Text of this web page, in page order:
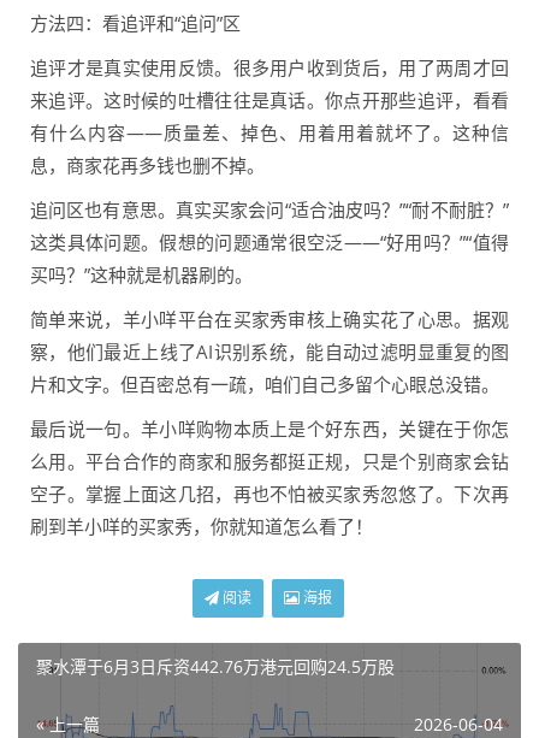
方法四：看追评和“追问”区
追评才是真实使用反馈。很多用户收到货后，用了两周才回
来追评。这时候的吐槽往往是真话。你点开那些追评，看看
有什么内容——质量差、掉色、用着用着就坏了。这种信
息，商家花再多钱也删不掉。
追问区也有意思。真实买家会问“适合油皮吗？”“耐不耐脏？”
这类具体问题。假想的问题通常很空泛——“好用吗？”“值得
买吗？”这种就是机器刷的。
简单来说，羊小咩平台在买家秀审核上确实花了心思。据观
察，他们最近上线了AI识别系统，能自动过滤明显重复的图
片和文字。但百密总有一疏，咱们自己多留个心眼总没错。
最后说一句。羊小咩购物本质上是个好东西，关键在于你怎
么用。平台合作的商家和服务都挺正规，只是个别商家会钻
空子。掌握上面这几招，再也不怕被买家秀忽悠了。下次再
刷到羊小咩的买家秀，你就知道怎么看了！
阅读 海报
聚水潭于6月3日斥资442.76万港元回购24.5万股
« 上一篇 2026-06-04